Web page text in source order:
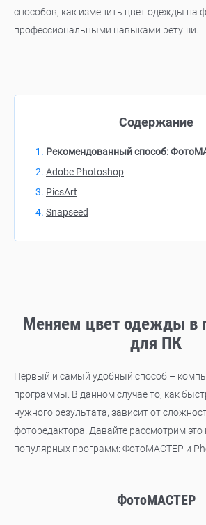
способов, как изменить цвет одежды на
профессиональными навыками ретуши.
Содержание
Рекомендованный способ:
Adobe Photoshop
PicsArt
Snapseed
Меняем цвет одежды в
для ПК
Первый и самый удобный способ –
программы. В данном случае то, как
нужного результата, зависит от
фоторедактора. Давайте рассмотрим это
популярных программ: ФотоМАСТЕР и
ФотоМАСТЕР